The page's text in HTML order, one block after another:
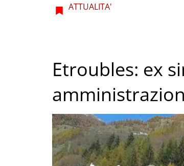
ATTUALITA'
Etroubles: ex